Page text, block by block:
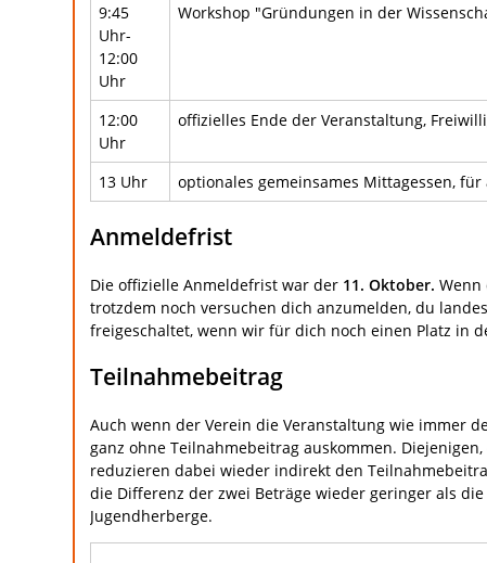
9:45
Uhr-
12:00
Uhr
Workshop "Gründungen in der
12:00
Uhr
offizielles Ende der Veranstaltung,
13 Uhr optionales gemeinsames Mittagessen,
Anmeldefrist
Die offizielle Anmeldefrist war der 11. Oktober. Wenn
trotzdem noch versuchen dich anzumelden, du
freigeschaltet, wenn wir für dich noch einen Platz in
Teilnahmebeitrag
Auch wenn der Verein die Veranstaltung wie immer
ganz ohne Teilnahmebeitrag auskommen.
reduzieren dabei wieder indirekt den
die Differenz der zwei Beträge wieder geringer als
Jugendherberge.